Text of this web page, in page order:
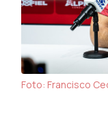
Foto: Francisco